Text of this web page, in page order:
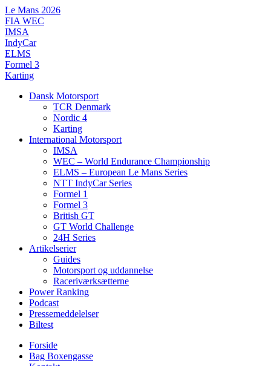
Videre
til
indhold
Le Mans 2026
FIA WEC
IMSA
IndyCar
ELMS
Formel 3
Karting
Dansk Motorsport
TCR Denmark
Nordic 4
Karting
International Motorsport
IMSA
WEC – World Endurance Championship
ELMS – European Le Mans Series
NTT IndyCar Series
Formel 1
Formel 3
British GT
GT World Challenge
24H Series
Artikelserier
Guides
Motorsport og uddannelse
Raceriværksætterne
Power Ranking
Podcast
Pressemeddelelser
Biltest
Forside
Bag Boxengasse